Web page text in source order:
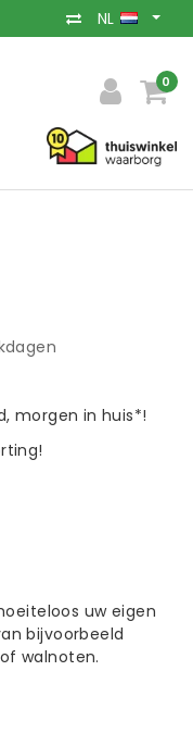
NL
0
morgen in huis*!
uw eigen
bijvoorbeeld
walnoten.